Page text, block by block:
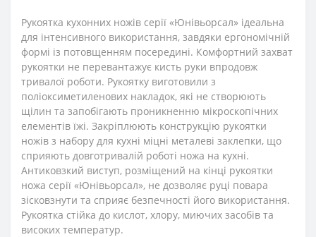
Рукоятка кухонних ножів серії «Юнівьорсал» ідеальна
для інтенсивного використання, завдяки ергономічній
формі із потовщенням посередині. Комфортний захват
рукоятки не перевантажує кисть руки впродовж
тривалої роботи. Рукоятку виготовили з
поліоксиметиленових накладок, які не створюють
щілин та запобігають проникненню мікроскопічних
елементів їжі. Закріплюють конструкцію рукоятки
ножів з набору для кухні міцні металеві заклепки, що
сприяють довготривалій роботі ножа на кухні.
Антиковзкий виступ, розміщений на кінці рукоятки
ножа серії «Юнівьорсал», не дозволяє руці повара
зісковзнути та сприяє безпечності його використання.
Рукоятка стійка до кислот, хлору, миючих засобів та
високих температур.